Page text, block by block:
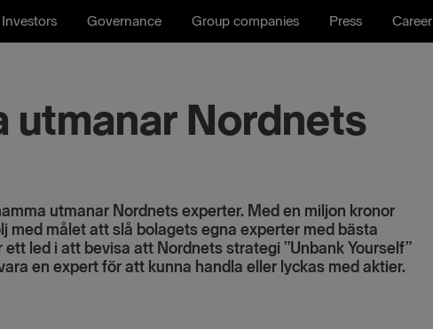
Investors Governance Group companies Press Career
utmanar Nordnets
utmanar Nordnets experter. Med en miljon kronor
med målet att slå bolagets egna experter med bästa
led i att bevisa att Nordnets strategi ”Unbank Yourself”
en expert för att kunna handla eller lyckas med aktier.